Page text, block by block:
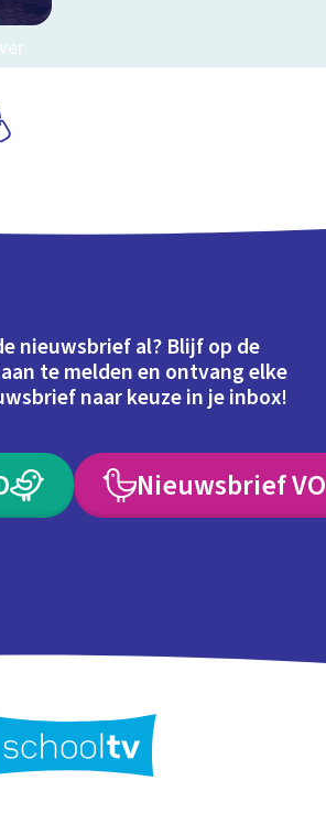
nieuwsbrief al? Blijf op de
te melden en ontvang elke
naar keuze in je inbox!
Nieuwsbrief VO